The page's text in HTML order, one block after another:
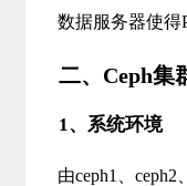
数据服务器使得
二、Ceph集
1、系统环境
由ceph1、